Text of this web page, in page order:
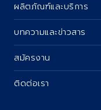
ผลิตภัณฑ์และบริการ
บทความและข่าวสาร
สมัครงาน
ติดต่อเรา